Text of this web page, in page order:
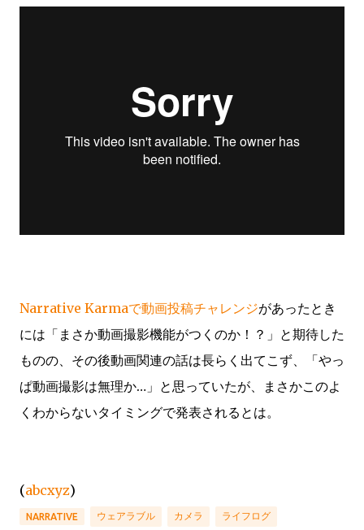
Narrative Karmaで動画投稿チャレンジがあったとき
には「まさか動画撮影機能がつくのか！？」と期待した
ものの、その後動画関連の話は長らく出てこず、「やっ
ぱ動画撮影は無理か…」と思っていたが、まさかこのよ
くわからないタイミングで発表されるとは。
(abcxyz)
NARRATIVE ウェアラブル カメラ ライフログ